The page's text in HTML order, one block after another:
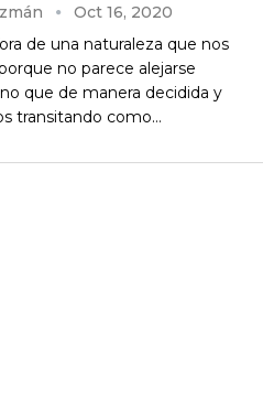
Oct 16, 2020
de una naturaleza que nos
no parece alejarse
que de manera decidida y
transitando como…